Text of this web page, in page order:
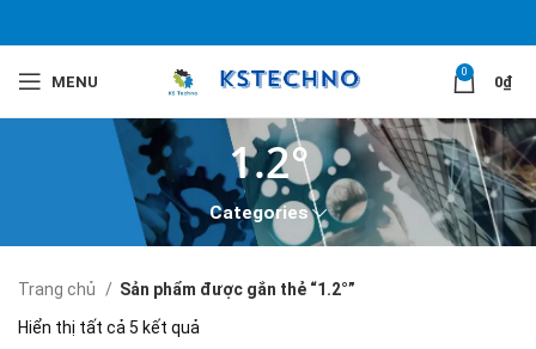
MENU
0
0₫
1.2°
Categories
Trang chủ
Sản phẩm được gắn thẻ “1.2°”
Hiển thị tất cả 5 kết quả